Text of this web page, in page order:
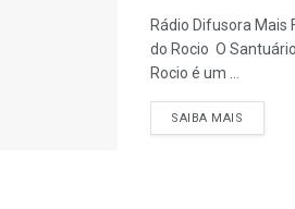
Rádio Difusora
do Rocio O
Rocio é um ...
SAIBA MAIS